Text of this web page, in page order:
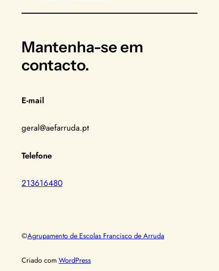
Mantenha-se em
contacto.
E-mail
geral@aefarruda.pt
Telefone
213616480
©Agrupamento de Escolas Francisco de Arruda
Criado com WordPress